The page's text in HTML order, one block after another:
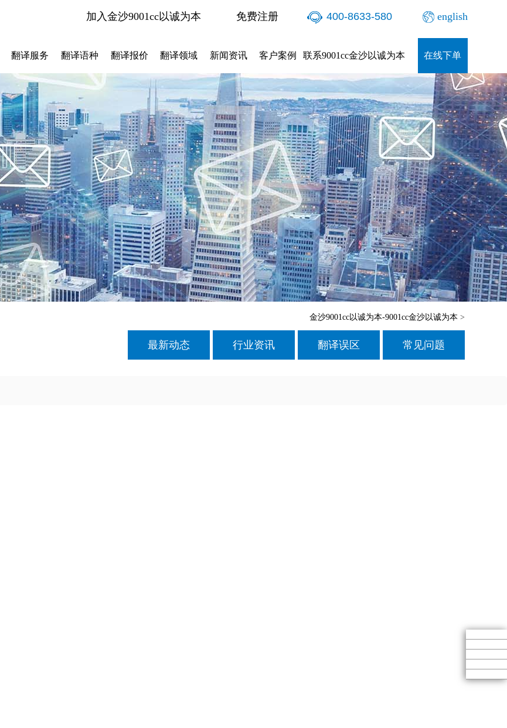
加入金沙9001cc以诚为本 免费注册 400-8633-580 english
翻译服务 翻译语种 翻译报价 翻译领域 新闻资讯 客户案例 联系9001cc金沙以诚为本 在线下单
金沙9001cc以诚为本-9001cc金沙以诚为本 >
最新动态 行业资讯 翻译误区 常见问题